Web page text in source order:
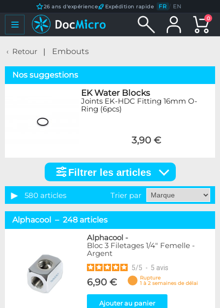
26 ans d'expérience Expédition rapide FR / EN
0
Retour Embouts
Nos suggestions
EK Water Blocks
Joints EK-HDC Fitting 16mm O-
Ring (6pcs)
3,90 €
articles
Catégorie
Embouts tuyaux souples
Embouts tubes rigides
110
18
Adaptateurs
338
Marque
Alphacool
52
Filtrer les articles
580 articles Trier par
Alphacool – 248 articles
Alphacool -
Bloc 3 Filetages 1/4" Femelle -
Argent
5/5 - 5 avis
6,90 €
Rupture
1 à 2 semaines de délai
Ajouter au panier